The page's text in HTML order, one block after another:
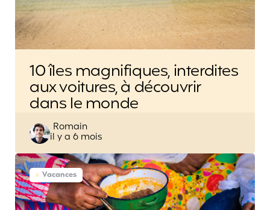
10 îles magnifiques, interdites
aux voitures, à découvrir
dans le monde
Posted
by
Romain
il y a 6 mois
Vacances